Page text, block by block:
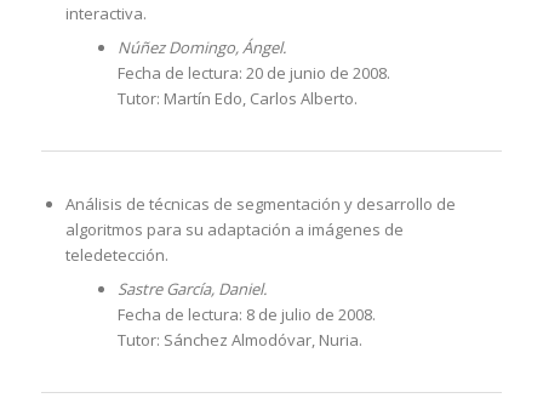
interactiva.
Núñez Domingo, Ángel.
Fecha de lectura: 20 de junio de 2008.
Tutor: Martín Edo, Carlos Alberto.
Análisis de técnicas de segmentación y desarrollo de
algoritmos para su adaptación a imágenes de
teledetección.
Sastre García, Daniel.
Fecha de lectura: 8 de julio de 2008.
Tutor: Sánchez Almodóvar, Nuria.